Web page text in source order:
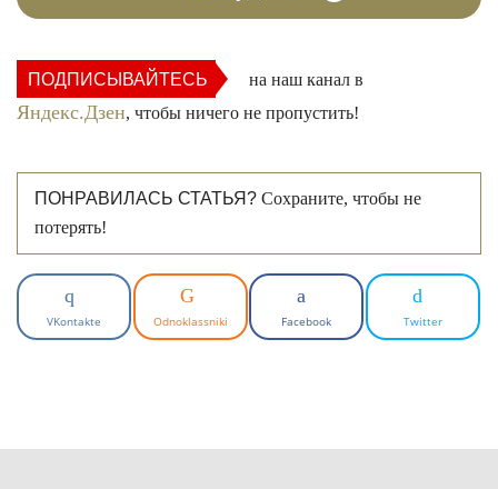
ПОДПИСЫВАЙТЕСЬ на наш канал в
Яндекс.Дзен, чтобы ничего не пропустить!
ПОНРАВИЛАСЬ СТАТЬЯ? Сохраните, чтобы не
потерять!
VKontakte Odnoklassniki Facebook Twitter